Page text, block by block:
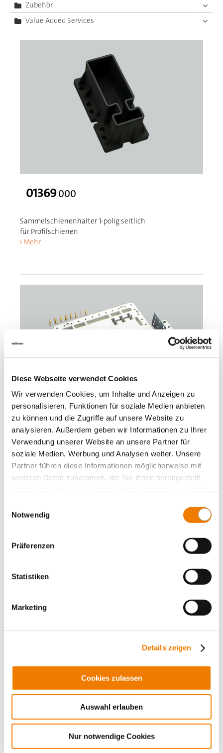
Diese Webseite verwendet Cookies
Wir verwenden Cookies, um Inhalte und Anzeigen zu
personalisieren, Funktionen für soziale Medien anbieten
zu können und die Zugriffe auf unsere Website zu
analysieren. Außerdem geben wir Informationen zu Ihrer
Verwendung unserer Website an unsere Partner für
soziale Medien, Werbung und Analysen weiter. Unsere
Partner führen diese Informationen möglicherweise mit
weiteren Daten zusammen, die Sie ihnen bereitgestellt
Notwendig
Präferenzen
Statistiken
Marketing
Details zeigen
Cookies zulassen
Auswahl erlauben
Nur notwendige Cookies
Zubehör
Value Added Services
01369000
Sammelschienenhalter 1-polig seitlich
für Profilschienen
Mehr
35001000
Schienenträger, 3-polig, mittig
für Sammelschienen: 30 x 10, Doppel-T- und Dreifach-T-
35008000
Schienenträger, außen
für Sammelschienen: 30 x 10, Doppel-T- und Dreifach-T-
Mehr